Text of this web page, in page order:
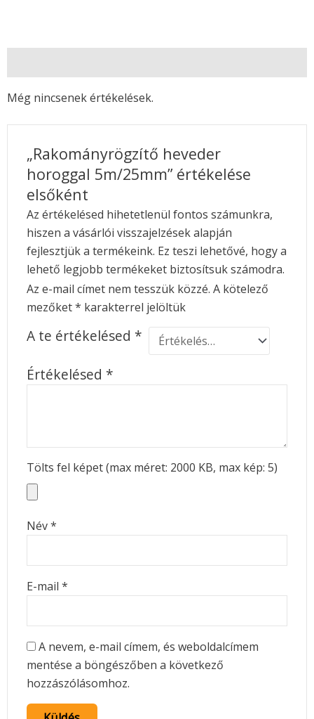
Még nincsenek értékelések.
„Rakományrögzítő heveder
horoggal 5m/25mm” értékelése
elsőként
Az értékelésed hihetetlenül fontos számunkra,
hiszen a vásárlói visszajelzések alapján
fejlesztjük a termékeink. Ez teszi lehetővé, hogy a
lehető legjobb termékeket biztosítsuk számodra.
Az e-mail címet nem tesszük közzé. A kötelező
mezőket* karakterrel jelöltük
A te értékelésed *
Értékelésed *
Tölts fel képet (max méret: 2000 KB, max kép: 5)
Név*
E-mail *
A nevem, e-mail címem, és weboldalcímem
mentése a böngészőben a következő
hozzászólásomhoz.